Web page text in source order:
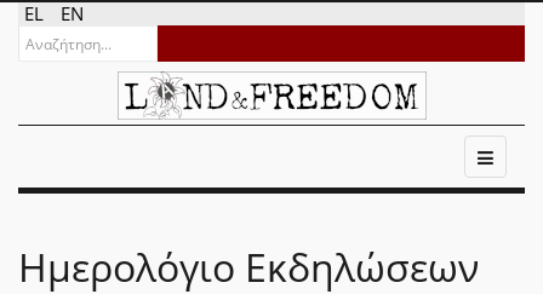
EL EN
Ημερολόγιο Εκδηλώσεων